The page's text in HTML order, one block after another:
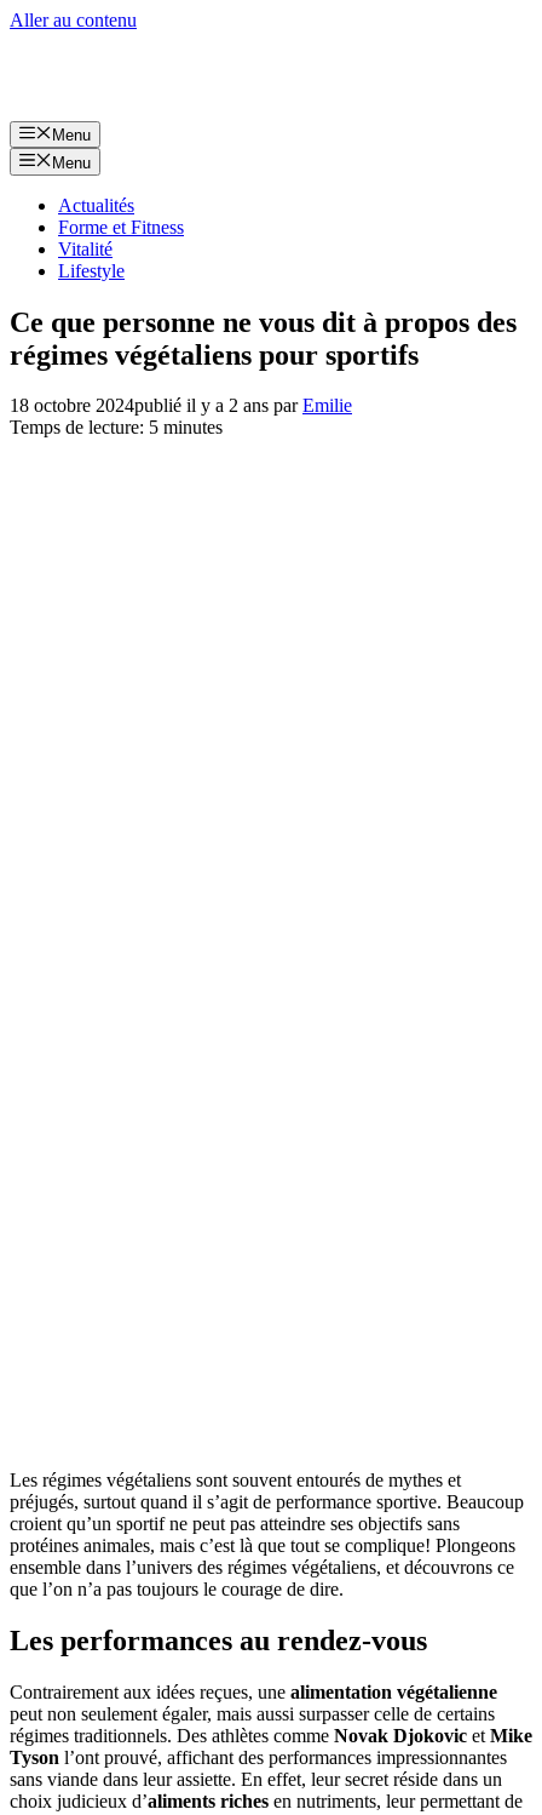
Aller au contenu
Menu
Menu
Actualités
Forme et Fitness
Vitalité
Lifestyle
Ce que personne ne vous dit à propos des
régimes végétaliens pour sportifs
18 octobre 2024publié il y a 2 ans parEmilie
Temps de lecture: 5 minutes
Les régimes végétaliens sont souvent entourés de mythes et
préjugés, surtout quand il s’agit de performance sportive. Beaucoup
croient qu’un sportif ne peut pas atteindre ses objectifs sans
protéines animales, mais c’est là que tout se complique! Plongeons
ensemble dans l’univers des régimes végétaliens, et découvrons ce
que l’on n’a pas toujours le courage de dire.
Les performances au rendez-vous
Contrairement aux idées reçues, une alimentation végétalienne
peut non seulement égaler, mais aussi surpasser celle de certains
régimes traditionnels. Des athlètes comme Novak Djokovic et Mike
Tyson l’ont prouvé, affichant des performances impressionnantes
sans viande dans leur assiette. En effet, leur secret réside dans un
choix judicieux d’aliments riches en nutriments, leur permettant de